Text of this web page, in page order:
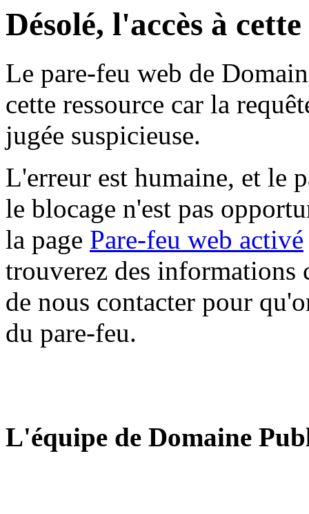
Désolé, l'accès à
Le pare-feu web de
cette ressource car la
jugée suspicieuse.
L'erreur est humaine, et le
le blocage n'est pas
la page Pare-feu web activé
trouverez des informations
de nous contacter pour
du pare-feu.
L'équipe de Domaine